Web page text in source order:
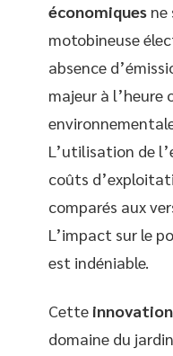
économiques ne
motobineuse
absence
majeur à l’heure
L’utilisation de
coûts
comparés aux
L’impact sur le
est indéniable.
Cette
domaine du